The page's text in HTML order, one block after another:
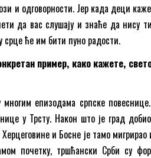
и одговорности. Јер када деци
да вас слушају и знаће да нису
срце ће им бити пуно радости.
пример, како кажете,
епизодама српске
у Трсту. Након што је град
Херцеговине и Босне је тамо
почетку, тршћански Срби су